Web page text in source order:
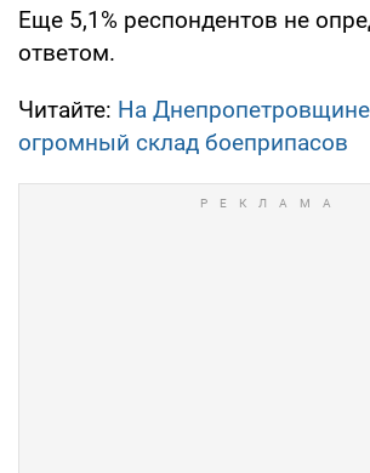
Еще 5,1% респондентов не
ответом.
Читайте: На
огромный склад боеприпасов